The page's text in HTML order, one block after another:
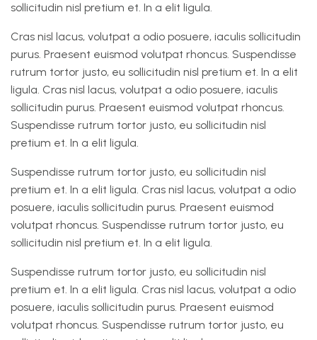
sollicitudin nisl pretium et. In a elit ligula.
Cras nisl lacus, volutpat a odio posuere, iaculis sollicitudin
purus. Praesent euismod volutpat rhoncus. Suspendisse
rutrum tortor justo, eu sollicitudin nisl pretium et. In a elit
ligula. Cras nisl lacus, volutpat a odio posuere, iaculis
sollicitudin purus. Praesent euismod volutpat rhoncus.
Suspendisse rutrum tortor justo, eu sollicitudin nisl
pretium et. In a elit ligula.
Suspendisse rutrum tortor justo, eu sollicitudin nisl
pretium et. In a elit ligula. Cras nisl lacus, volutpat a odio
posuere, iaculis sollicitudin purus. Praesent euismod
volutpat rhoncus. Suspendisse rutrum tortor justo, eu
sollicitudin nisl pretium et. In a elit ligula.
Suspendisse rutrum tortor justo, eu sollicitudin nisl
pretium et. In a elit ligula. Cras nisl lacus, volutpat a odio
posuere, iaculis sollicitudin purus. Praesent euismod
volutpat rhoncus. Suspendisse rutrum tortor justo, eu